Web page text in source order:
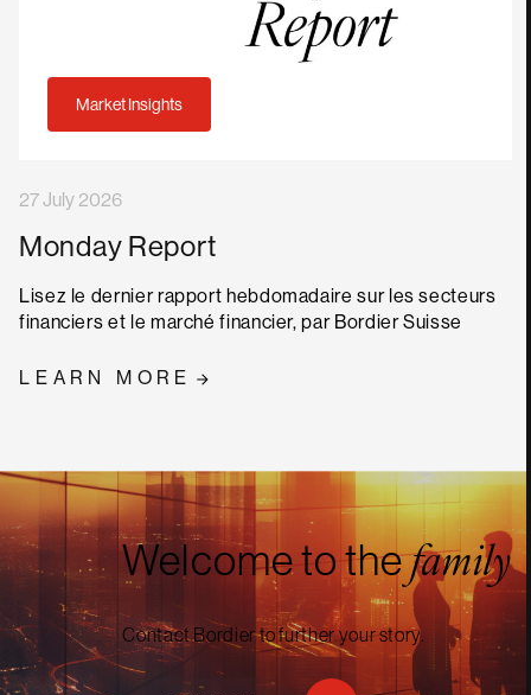
Market Insights
27 July 2026
Monday Report
Lisez le dernier rapport hebdomadaire sur les secteurs
financiers et le marché financier, par Bordier Suisse
LEARN MORE
Welcome to thefamily
Contact Bordier to further your story.